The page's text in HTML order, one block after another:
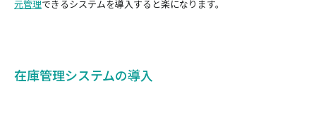
元管理できるシステムを導入すると楽になります。
在庫管理システムの導入